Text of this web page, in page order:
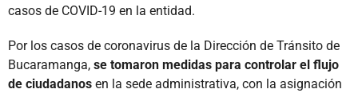
casos de COVID-19 en la entidad.
Por los casos de coronavirus de la Dirección de Tránsito de
Bucaramanga, se tomaron medidas para controlar el flujo
de ciudadanos en la sede administrativa, con la asignación